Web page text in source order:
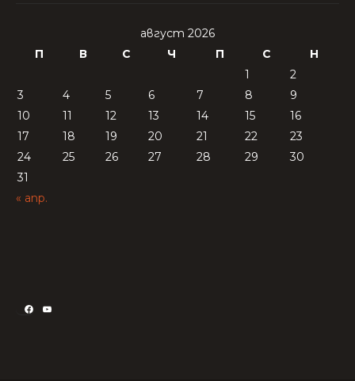
август 2026
П
В С Ч П С
Н
1
2
3
4 5 6 7 8
9
10
11 12 13 14 15
16
17
18 19 20 21 22
23
24
25 26 27 28 29
30
31
« апр.
Facebook
YouTube